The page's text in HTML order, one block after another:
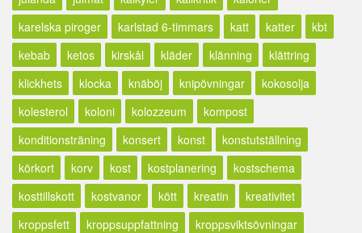
karelska piroger
karlstad 6-timmars katt katter
kbt
kebab
ketos kirskål kläder klänning
klättring
klickhets
klocka knäböj knipövningar
kokosolja
kolesterol
koloni kolozzeum
kompost
konditionsträning
konsert konst
konstutställning
körkort
korv kost kostplanering
kostschema
kosttillskott
kostvanor kött kreatin
kreativitet
kroppsfett
kroppsuppfattning
kroppsviktsövningar